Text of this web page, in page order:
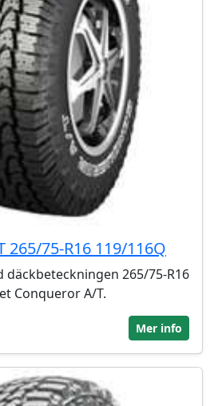
265/75-R16 119/116Q
däckbeteckningen 265/75-R16
Conqueror A/T.
Mer info